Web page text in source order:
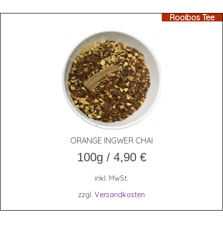
Rooibos Tee
ORAN­GE ING­WER CHAI
100g / 4,90 €
inkl. MwSt.
zzgl. Versandkosten